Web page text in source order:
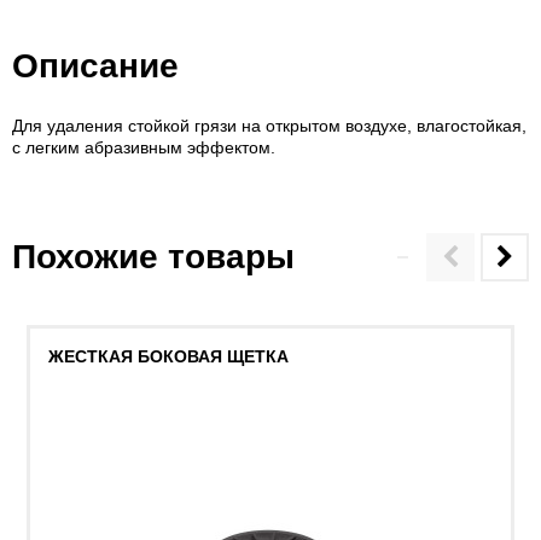
Описание
Для удаления стойкой грязи на открытом воздухе, влагостойкая,
с легким абразивным эффектом.
Похожие товары
ЖЕСТКАЯ БОКОВАЯ ЩЕТКА